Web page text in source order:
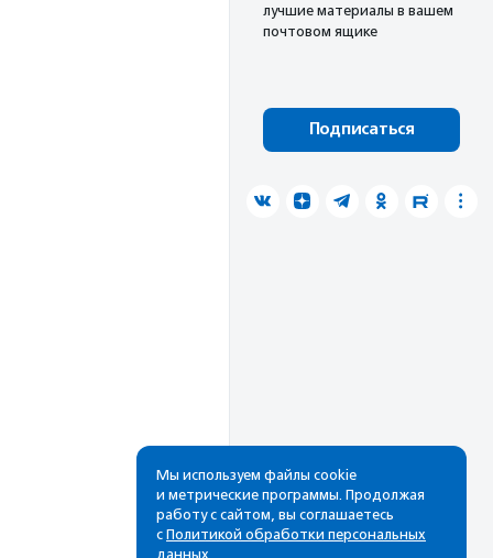
лучшие материалы в вашем
почтовом ящике
Подписаться
Мы используем файлы cookie
и метрические программы. Продолжая
работу с сайтом, вы соглашаетесь
с Политикой обработки персональных
данных